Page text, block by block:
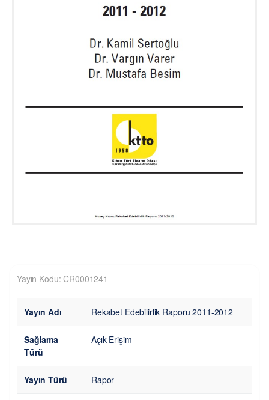
Yayın Kodu: CR0001241
Yayın Adı Rekabet Edebilirlik Raporu 2011-2012
Sağlama
Türü
Açık Erişim
Yayın Türü Rapor